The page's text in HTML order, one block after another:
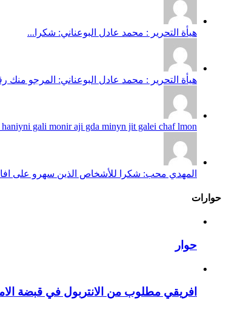
هيأة التحرير : محمد عادل البوعناني: شكرا...
هيأة التحرير : محمد عادل البوعناني: المرجو منك
gali monir aji gda minyn jit galei chaf lmon...
المهدي محب: شكرا للأشخاص الذين سهرو على
حوارات
حوار
افريقي مطلوب من الانتربول في قبضة